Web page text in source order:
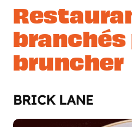
bruncher
BRICK LANE